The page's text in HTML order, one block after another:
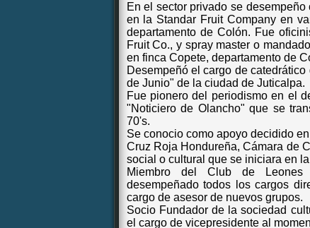
En el sector privado se
en la Standar Fruit Company en
departamento de Colón. Fue
Fruit Co., y spray master o
en finca Copete, departamento de
Desempeñó el cargo de
de Junio" de la ciudad de Juticalpa.
Fue pionero del periodismo en el
"Noticiero de Olancho" que se
70's.
Se conocio como apoyo decidido
Cruz Roja Hondureña, Cámara de
social o cultural que se iniciara en
Miembro del Club de
desempeñado todos los cargos
cargo de asesor de nuevos grupos.
Socio Fundador de la sociedad
el cargo de vicepresidente al